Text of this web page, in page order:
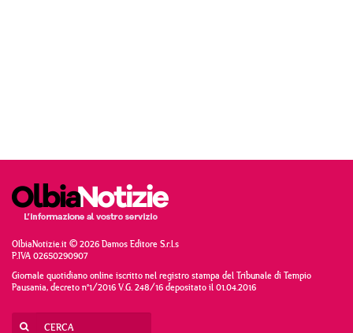
OlbiaNotizie.it © 2026 Damos Editore S.r.l.s
P.IVA 02650290907
Giornale quotidiano online iscritto nel registro stampa del Tribunale di Tempio
Pausania, decreto n°1/2016 V.G. 248/16 depositato il 01.04.2016